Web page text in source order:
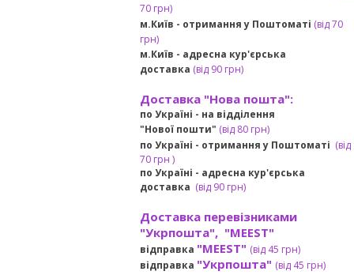
70 грн)
м.Київ - отримання у Поштоматі (від 70
грн)
м.Київ - адресна кур'єрська
доставка (від90 грн)
Доставка "Нова пошта":
по Україні - на відділення
"Нової пошти" (від 80 грн)
по Україні - отримання у Поштоматі (від
70 грн )
по Україні - адресна кур'єрська
доставка (від90 грн)
Доставка перевізниками
"Укрпошта", "MEEST"
відправка "MEEST" (від 45 грн)
відправка "Укрпошта" (від 45 грн)